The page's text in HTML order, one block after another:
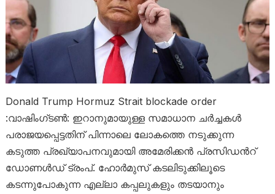
Donald Trump Hormuz Strait blockade order
:വാഷിംഗ്ടൺ: ഇറാനുമായുള്ള സമാധാന ചർച്ചകൾ
പരാജയപ്പെട്ടതിന് പിന്നാലെ ലോകത്തെ നടുക്കുന്ന
കടുത്ത പ്രഖ്യാപനവുമായി അമേരിക്കൻ പ്രസിഡന്‍റ്
ഡോണൾഡ് ട്രംപ്. ഹോർമുസ് കടലിടുക്കിലൂടെ
കടന്നുപോകുന്ന എല്ലാ കപ്പലുകളും തടയാനും